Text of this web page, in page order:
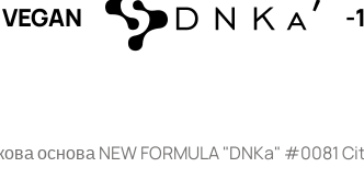
-15%
основа NEW FORMULA "DNKa" #0081